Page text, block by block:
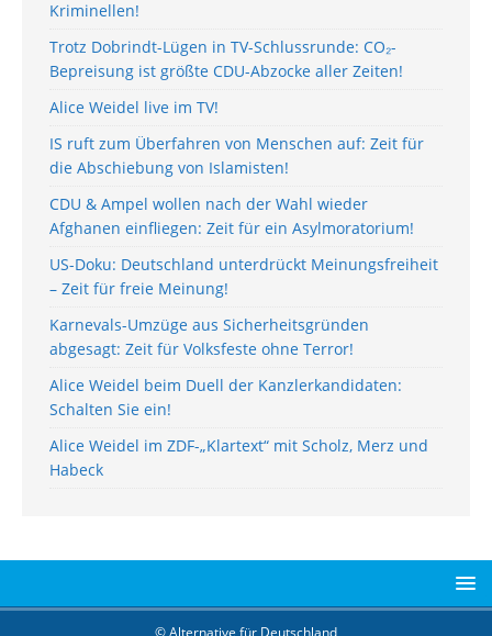
Kriminellen!
Trotz Dobrindt-Lügen in TV-Schlussrunde: CO₂-
Bepreisung ist größte CDU-Abzocke aller Zeiten!
Alice Weidel live im TV!
IS ruft zum Überfahren von Menschen auf: Zeit für
die Abschiebung von Islamisten!
CDU & Ampel wollen nach der Wahl wieder
Afghanen einfliegen: Zeit für ein Asylmoratorium!
US-Doku: Deutschland unterdrückt Meinungsfreiheit
– Zeit für freie Meinung!
Karnevals-Umzüge aus Sicherheitsgründen
abgesagt: Zeit für Volksfeste ohne Terror!
Alice Weidel beim Duell der Kanzlerkandidaten:
Schalten Sie ein!
Alice Weidel im ZDF-„Klartext“ mit Scholz, Merz und
Habeck
© Alternative für Deutschland